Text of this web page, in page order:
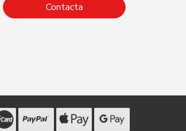
Contacta